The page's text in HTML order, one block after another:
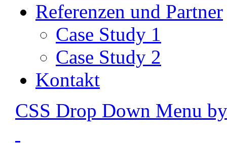
Referenzen und Partner
Case Study 1
Case Study 2
Kontakt
CSS Drop Down Menu